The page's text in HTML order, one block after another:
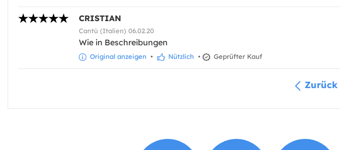
CRISTIAN
Cantù (Italien) 06.02.20
Wie in Beschreibungen
Original anzeigen • Nützlich • Geprüfter Kauf
Zurück